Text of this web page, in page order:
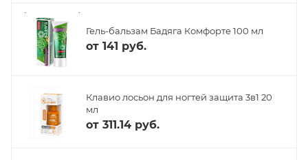
Гель-бальзам Бадяга Комфорте 100 мл
от 141 руб.
Клавио лосьон для ногтей защита 3в1 20
мл
от 311.14 руб.